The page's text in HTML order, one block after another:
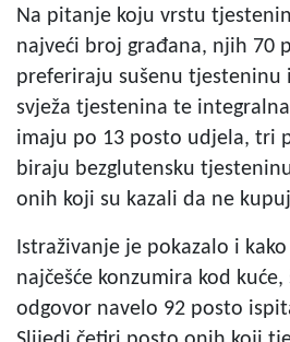
Na pitanje koju vrstu
najveći broj građana, njih 70
preferiraju sušenu tjesteninu
svježa tjestenina te
imaju po 13 posto udjela, tri
biraju bezglutensku
onih koji su kazali da ne
Istraživanje je pokazalo i
najčešće konzumira kod
odgovor navelo 92 posto